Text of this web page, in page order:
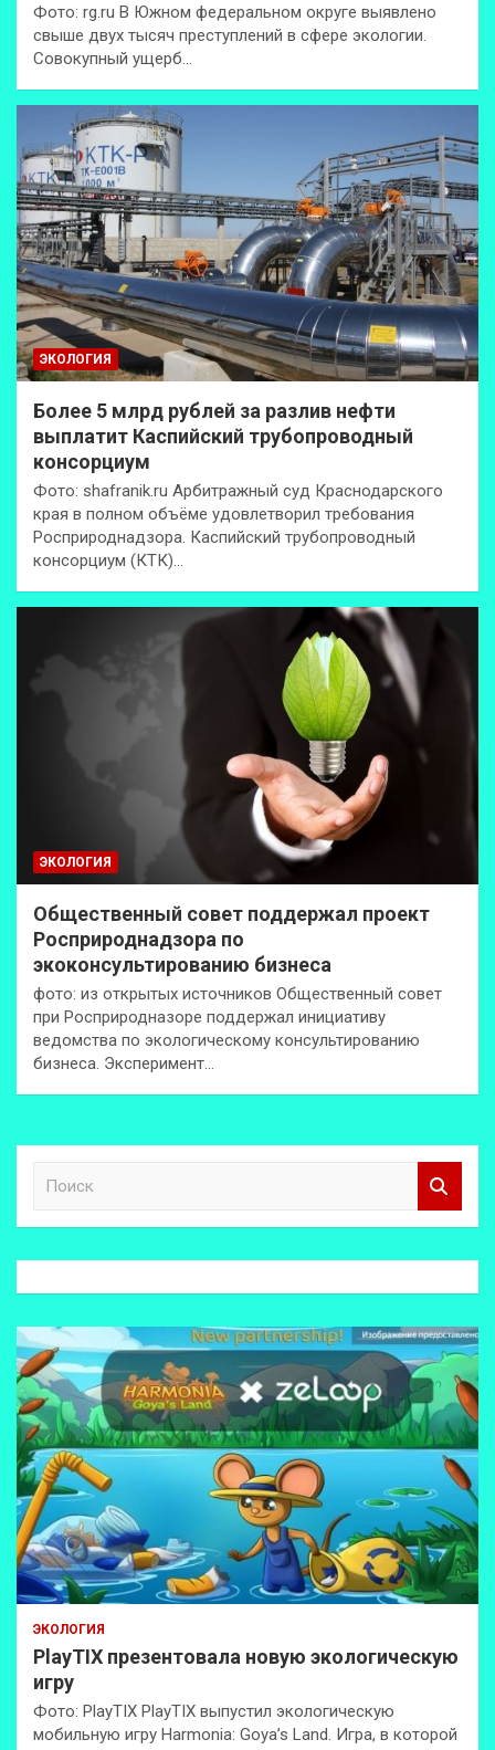
Фото: rg.ru В Южном федеральном округе выявлено
свыше двух тысяч преступлений в сфере экологии.
Совокупный ущерб…
ЭКОЛОГИЯ
Более 5 млрд рублей за разлив нефти
выплатит Каспийский трубопроводный
консорциум
Фото: shafranik.ru Арбитражный суд Краснодарского
края в полном объёме удовлетворил требования
Росприроднадзора. Каспийский трубопроводный
консорциум (КТК)…
ЭКОЛОГИЯ
Общественный совет поддержал проект
Росприроднадзора по
экоконсультированию бизнеса
фото: из открытых источников Общественный совет
при Росприродназоре поддержал инициативу
ведомства по экологическому консультированию
бизнеса. Эксперимент…
к
ЭКОЛОГИЯ
PlayTIX презентовала новую экологическую
игру
Фото: PlayTIX PlayTIX выпустил экологическую
мобильную игру Harmonia: Goya’s Land. Игра, в которой